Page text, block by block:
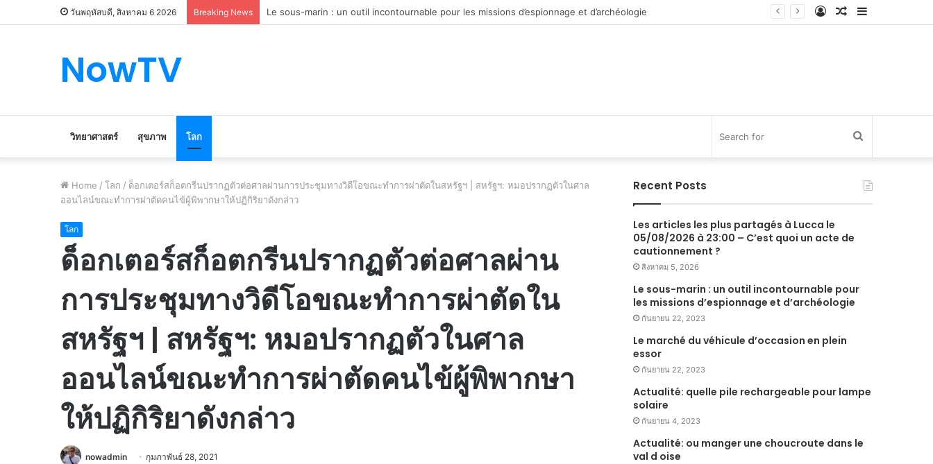
วันพฤหัสบดี, สิงหาคม 6 2026 Breaking News Le marché du véhicule d’occasion en plein essor Sidebar
Random
Log
NowTV
วิทยาศาสตร์ สุขภาพ โลก
for
Home / โลก / ด็อกเตอร์สก็อตกรีนปรากฏตัวต่อศาลผ่านการประชุมทางวิดีโอขณะทำการผ่าตัดในสหรัฐฯ | สหรัฐฯ: หมอปรากฏตัวในศาล
ออนไลน์ขณะทำการผ่าตัดคนไข้ผู้พิพากษาให้ปฏิกิริยาดังกล่าว
โลก
ด็อกเตอร์สก็อตกรีนปรากฏตัวต่อศาลผ่าน
การประชุมทางวิดีโอขณะทำการผ่าตัดใน
สหรัฐฯ | สหรัฐฯ: หมอปรากฏตัวในศาล
ออนไลน์ขณะทำการผ่าตัดคนไข้ผู้พิพากษา
ให้ปฏิกิริยาดังกล่าว
nowadmin กุมภาพันธ์ 28, 2021
Recent Posts
Les articles les plus partagés à Lucca le
05/08/2026 à 23:00 – C’est quoi un acte de
cautionnement ?
สิงหาคม 5, 2026
Le sous-marin : un outil incontournable pour
les missions d’espionnage et d’archéologie
กันยายน 22, 2023
Le marché du véhicule d’occasion en plein
essor
กันยายน 22, 2023
Actualité: quelle pile rechargeable pour lampe
solaire
กันยายน 4, 2023
Actualité: ou manger une choucroute dans le
val d oise